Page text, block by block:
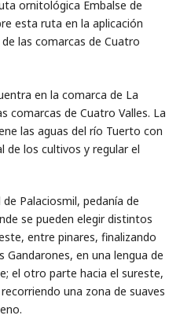
ornitológica Embalse de
esta ruta en la aplicación
las comarcas de Cuatro
en la comarca de La
comarcas de Cuatro Valles. La
las aguas del río Tuerto con
de los cultivos y regular el
Palaciosmil, pedanía de
se pueden elegir distintos
entre pinares, finalizando
en una lengua de
el otro parte hacia el sureste,
una zona de suaves